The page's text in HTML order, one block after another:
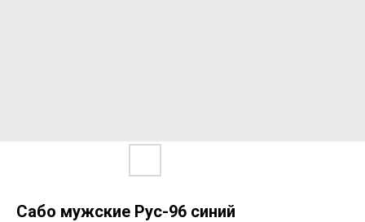
Сабо мужские Рус-96 синий